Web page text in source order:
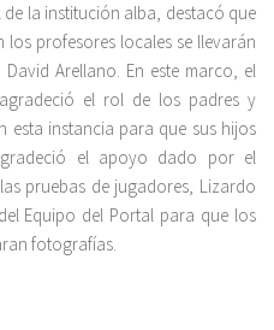
la institución alba, destacó que
los profesores locales se llevarán
Arellano. En este marco, el
el rol de los padres y
instancia para que sus hijos
el apoyo dado por el
pruebas de jugadores, Lizardo
Equipo del Portal para que los
fotografías.